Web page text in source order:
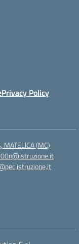
Privacy Policy
(MC)